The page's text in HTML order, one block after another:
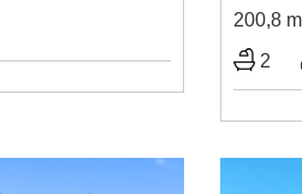
200,8 m
2